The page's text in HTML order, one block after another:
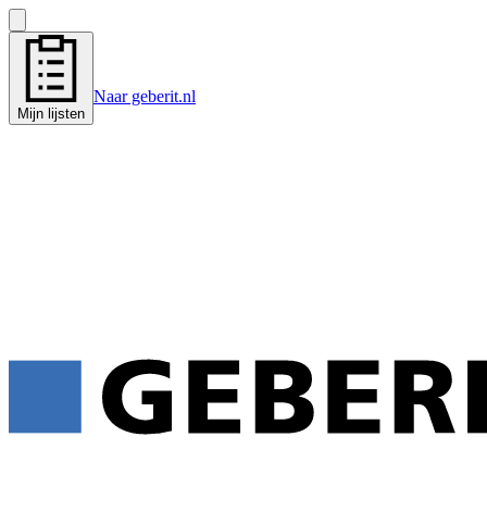
Mijn lijsten
Naar geberit.nl